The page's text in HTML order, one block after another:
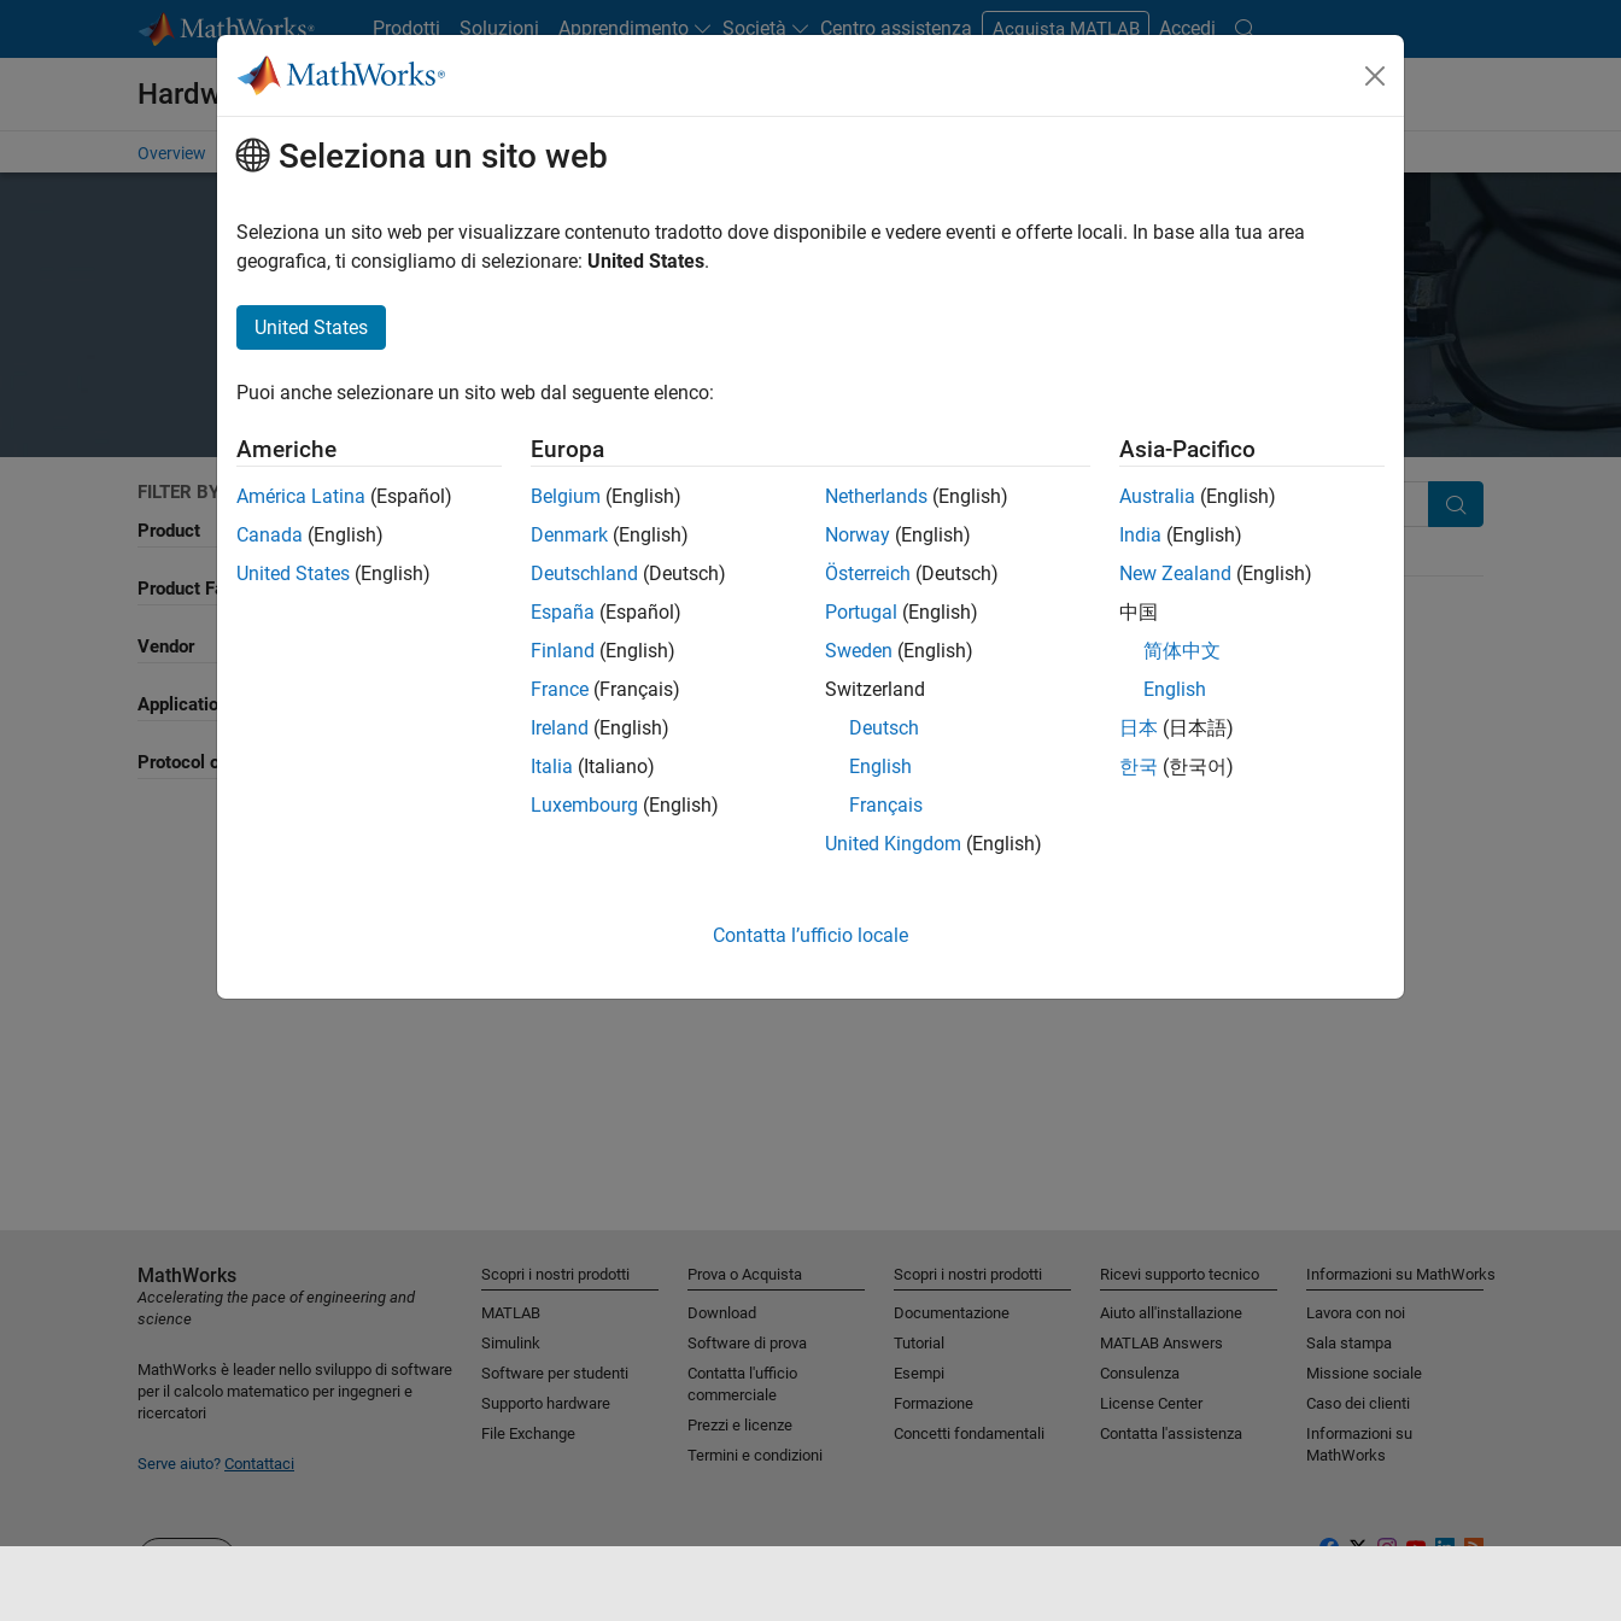
Prodotti Soluzioni Apprendimento Società Centro assistenza Acquista MATLAB Accedi
Hardware Support
Overview Search Hardware Support Request Hardware Support
Search Hardware Support
FILTER BY
Product
Product Family and Category
Vendor
Application
Protocol or Standard
Search
Seleziona un sito web
Seleziona un sito web per visualizzare contenuto tradotto dove disponibile e vedere eventi e offerte locali. In base alla tua area
geografica, ti consigliamo di selezionare: United States.
United States
Puoi anche selezionare un sito web dal seguente elenco:
Americhe
América Latina (Español)
Canada (English)
United States (English)
Europa
Belgium (English)
Denmark (English)
Deutschland (Deutsch)
España (Español)
Finland (English)
France (Français)
Ireland (English)
Italia (Italiano)
Luxembourg (English)
Netherlands (English)
Norway (English)
Österreich (Deutsch)
Portugal (English)
Sweden (English)
Switzerland
Deutsch
English
Français
United Kingdom (English)
Asia-Pacifico
Australia (English)
India (English)
New Zealand (English)
中国
简体中文
English
日本 (日本語)
한국 (한국어)
Contatta l’ufficio locale
MathWorks
Accelerating the pace of engineering and
science
MathWorks è leader nello sviluppo di software
per il calcolo matematico per ingegneri e
ricercatori
Serve aiuto? Contattaci
Scopri i nostri prodotti
MATLAB
Simulink
Software per studenti​
Supporto hardware
File Exchange
Prova o Acquista
Download
Software di prova
Contatta l'ufficio
commerciale
Prezzi e licenze
Termini e condizioni
Scopri i nostri prodotti
Documentazione
Tutorial
Esempi
Formazione
Concetti fondamentali
Ricevi supporto tecnico
Aiuto all'installazione
MATLAB Answers
Consulenza
License Center
Contatta l'assistenza
Informazioni su MathWorks
Lavora con noi
Sala stampa
Missione sociale​
Caso dei clienti
Informazioni su
MathWorks